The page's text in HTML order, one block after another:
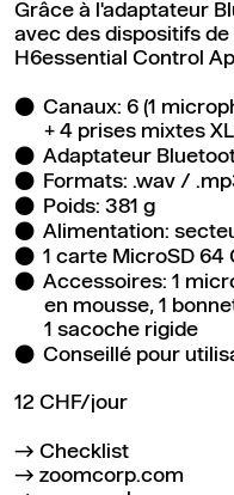
Grâce à l'adaptateur
avec des dispositifs
H6essential Control
Canaux: 6 (1
+ 4 prises mixtes
Adaptateur
Formats: .wav /
Poids: 381 g
Alimentation:
1 carte MicroSD 64
Accessoires: 1
en mousse, 1
1 sacoche rigide
Conseillé pour
12 CHF/jour
Checklist
zoomcorp.com